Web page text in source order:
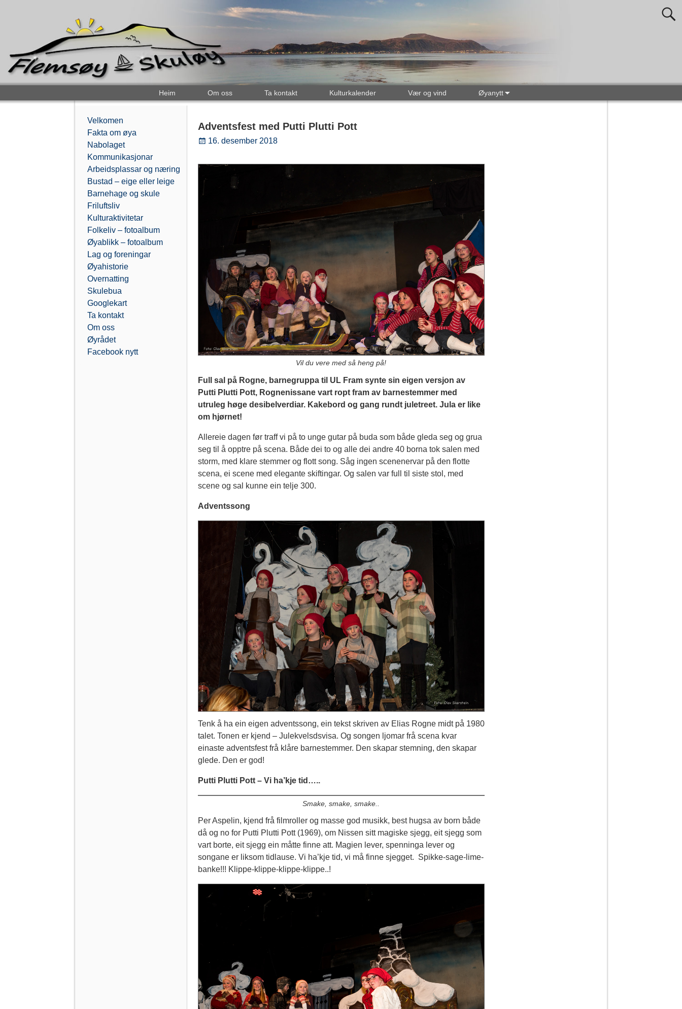
Heim Om oss Ta kontakt Kulturkalender Vær og vind Øyanytt
Adventsfest med Putti Plutti Pott
16. desember 2018
Vil du vere med så heng på!
Full sal på Rogne, barnegruppa til UL Fram synte sin eigen versjon av
Putti Plutti Pott, Rognenissane vart ropt fram av barnestemmer med
utruleg høge desibelverdiar. Kakebord og gang rundt juletreet. Jula er like
om hjørnet!
Allereie dagen før traff vi på to unge gutar på buda som både gleda seg og grua
seg til å opptre på scena. Både dei to og alle dei andre 40 borna tok salen med
storm, med klare stemmer og flott song. Såg ingen scenenervar på den flotte
scena, ei scene med elegante skiftingar. Og salen var full til siste stol, med
scene og sal kunne ein telje 300.
Adventssong
Tenk å ha ein eigen adventssong, ein tekst skriven av Elias Rogne midt på 1980
talet. Tonen er kjend – Julekvelsdsvisa. Og songen ljomar frå scena kvar
einaste adventsfest frå klåre barnestemmer. Den skapar stemning, den skapar
glede. Den er god!
Putti Plutti Pott – Vi ha’kje tid…..
Smake, smake, smake..
Per Aspelin, kjend frå filmroller og masse god musikk, best hugsa av born både
då og no for Putti Plutti Pott (1969), om Nissen sitt magiske sjegg, eit sjegg som
vart borte, eit sjegg ein måtte finne att. Magien lever, spenninga lever og
songane er liksom tidlause. Vi ha’kje tid, vi må finne sjegget. Spikke-sage-lime-
banke!!! Klippe-klippe-klippe-klippe..!
Velkomen
Fakta om øya
Nabolaget
Kommunikasjonar
Arbeidsplassar og næring
Bustad – eige eller leige
Barnehage og skule
Friluftsliv
Kulturaktivitetar
Folkeliv – fotoalbum
Øyablikk – fotoalbum
Lag og foreningar
Øyahistorie
Overnatting
Skulebua
Googlekart
Ta kontakt
Om oss
Øyrådet
Facebook nytt